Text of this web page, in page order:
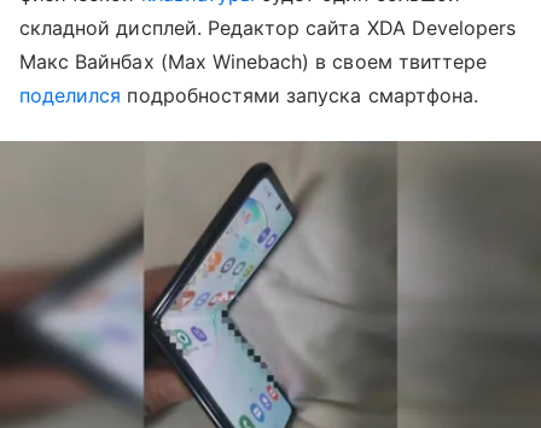
складной дисплей. Редактор сайта XDA Developers
Макс Вайнбах (Max Winebach) в своем твиттере
поделился подробностями запуска смартфона.